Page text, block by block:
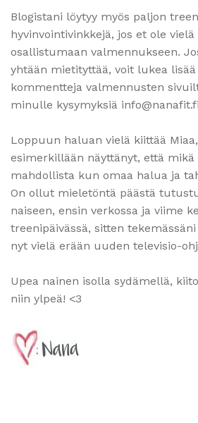
Blogistani löytyy myös paljon
hyvinvointivinkkejä, jos et ole vielä
osallistumaan valmennukseen.
yhtään mietityttää, voit lukea
kommentteja valmennusten
minulle kysymyksiä
Loppuun haluan vielä kiittää
esimerkillään näyttänyt, että mikä
mahdollista kun omaa halua ja
On ollut mieletöntä päästä
naiseen, ensin verkossa ja viime
treenipäivässä, sitten
nyt vielä erään uuden televisio-
Upea nainen isolla sydämellä,
niin ylpeä! <3